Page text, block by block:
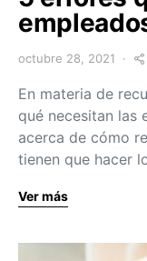
octubre 28, 2021
En materia de
qué necesitan las
acerca de cómo
tienen que hacer
Ver más